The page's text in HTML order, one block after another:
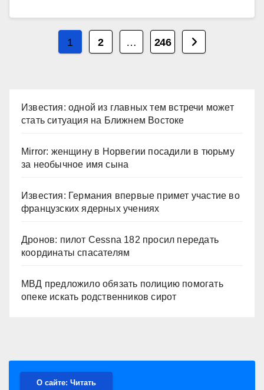
Пагинация
1 2 … 246
Известия: одной из главных тем встречи может
стать ситуация на Ближнем Востоке
Mirror: женщину в Норвегии посадили в тюрьму
за необычное имя сына
Известия: Германия впервые примет участие во
французских ядерных учениях
Дронов: пилот Cessna 182 просил передать
координаты спасателям
МВД предложило обязать полицию помогать
опеке искать родственников сирот
О сайте: Читать